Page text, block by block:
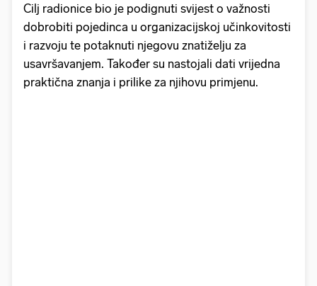
Cilj radionice bio je podignuti svijest o važnosti
dobrobiti pojedinca u organizacijskoj učinkovitosti
i razvoju te potaknuti njegovu znatiželju za
usavršavanjem. Također su nastojali dati vrijedna
praktična znanja i prilike za njihovu primjenu.